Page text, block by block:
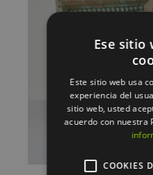
AÑADIR AL
DETALLES
Ese sitio
Este sitio web usa
experiencia del
sitio web, usted
acuerdo con nuestra
COOKIES